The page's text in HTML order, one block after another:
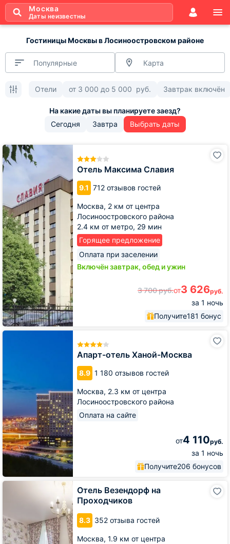
Москва
Даты неизвестны
Гостиницы Москвы в Лосиноостровском районе
Популярные Карта
Отели от 3 000 до 5 000 руб. Завтрак включён
Сегодня Завтра Выбрать даты
Отель Максима Славия
9.1 712 отзывов гостей
Москва, 2 км от центра
Лосиноостровского района
2.4 км от метро, 29 мин
Горящее предложение
Оплата при заселении
Включён завтрак, обед и ужин
3 700руб.от3 626руб.
за 1 ночь
Получите181 бонус
Отель
Максима
Славия
Апарт-отель Ханой-Москва
8.9 1 180 отзывов гостей
Москва, 2.3 км от центра
Лосиноостровского района
Оплата на сайте
от4 110руб.
за 1 ночь
Получите206 бонусов
Апарт-
Отель Везендорф на
Проходчиков
8.3 352 отзыва гостей
Москва, 1.9 км от центра
Отель